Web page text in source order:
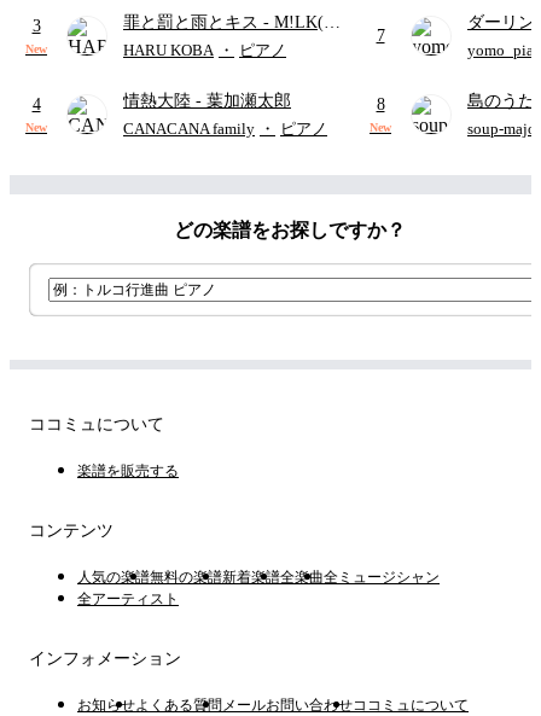
3
New
罪と罰と雨とキス - M!LK(佐
野勇斗&吉田仁人)
HARU KOBA ・ ピアノ
4
New
情熱大陸 - 葉加瀬太郎
CANACANA family ・ ピアノ
7
ダーリン
APPLE (
8
New
島のうた
映画ちい
soup-majo
どの楽譜をお探しですか？
ココミュについて
楽譜を販売する
コンテンツ
人気の楽譜無料の楽譜新着楽譜全楽曲全ミュージシャン
全アーティスト
インフォメーション
お知らせよくある質問 メールお問い合わせココミュについて